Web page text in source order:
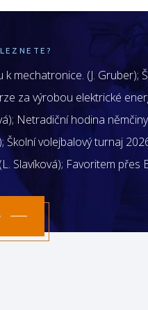
mechatronice. (J. Gruber);
za výrobou elektrické
Netradiční hodina
Školní volejbalový turnaj
Slavíková); Favoritem přes